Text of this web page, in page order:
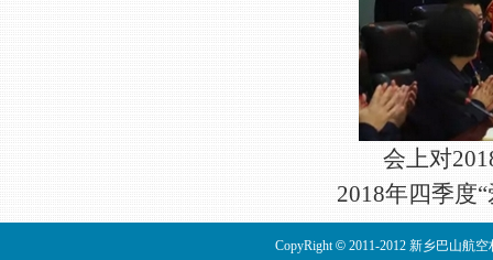
会上对2018
2018年四季度
CopyRight©2011-2012 新乡巴山航